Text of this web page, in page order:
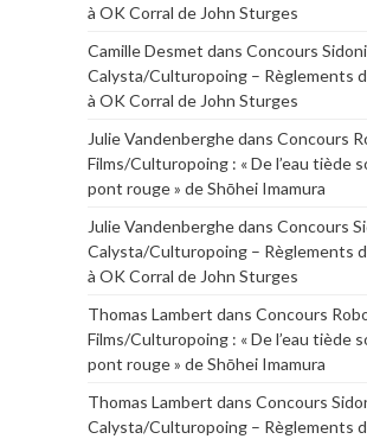
à OK Corral de John Sturges
Camille Desmet dans Concours
Calysta/Culturopoing – Règlements
à OK Corral de John Sturges
Julie Vandenberghedans Concours
Films/Culturopoing : « De l’eau tiède
pont rouge » de Shōhei Imamura
Julie Vandenberghedans Concours
Calysta/Culturopoing – Règlements
à OK Corral de John Sturges
Thomas Lambert dans Concours
Films/Culturopoing : « De l’eau tiède
pont rouge » de Shōhei Imamura
Thomas Lambert dans Concours
Calysta/Culturopoing – Règlements